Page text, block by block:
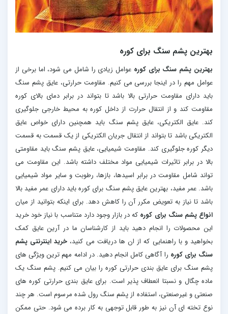
بهترین پشم سنگ برای کوره
بهترین پشم سنگ برای کوره عوامل زیادی را شامل می شود، اما برخی از
عوامل مهم را در اینجا بررسی می کنیم. مقاومت حرارتی، عایق پشم سنگ
باید دارای مقاومت حرارتی بالا باشد تا بتواند در برابر دمای بالای کوره
مقاومت کند و از انتقال حرارت از داخل کوره به محیط خارجی جلوگیری
کند. عایق الکتریکی، عایق پشم سنگ باید همچنین دارای خواص عایق
الکتریکی باشد تا بتواند از انتقال جریان الکتریکی از یک قسمت به قسمت
دیگر کوره جلوگیری کند. مقاومت شیمیایی، عایق پشم سنگ باید مقاومتی
بالا در برابر تاثیرات شیمیایی مواد مختلف داشته باشد. این مقاومت می
تواند شامل مقاومت در برابر اسیدها، بازها، رطوبت و سایر مواد شیمیایی
باشد. عمر مفید، بهترین عایق پشم سنگ برای کوره باید دارای عمر مفید بالا
باشد تا نیاز به تعویض مکرر آن را کاهش دهد. برای اینکه بتوانید از میان
انواع پشم سنگ برای کوره که در بازار وجود دارد متناسب با نیاز خود خرید
این محصولات را انجام دهید باید از کارشناسان ما در آرین عایق کمک
بخواهید و با راهنمایی که از ان ها دریافت می کنید، خرید اینترنتی پشم
سنگ برای کوره را آگاهی کامل انجام دهید. در ادامه مهم ترین ویژگی های
پشم سنگ برای عایق بندی حرارتی کوره را بیان می کنیم. پشم سنگ یک
ماده چگال و نسبتا انعطاف پذیر است. برای عایق بندی حرارتی کوره های
صنعتی و غیرصنعتی، استفاده از پشم سنگ رول شده مرسوم است. هر چند
نوع تخته ای آن نیز به طور قابل توجهی به کار برده می شود. حتی ممکن